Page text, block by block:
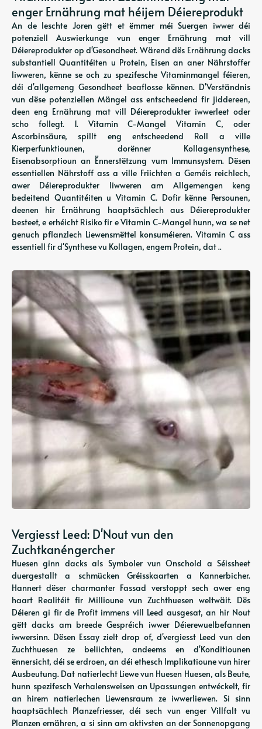
enger Ernährung mat héijem Déiereprodukt
An de leschte Joren gëtt et ëmmer méi Suergen iwwer déi
potenziell Auswierkunge vun enger Ernährung mat vill
Déiereprodukter op d'Gesondheet. Wärend dës Ernährung dacks
substantiell Quantitéiten u Protein, Eisen an aner Nährstoffer
liwweren, kënne se och zu spezifesche Vitaminmangel féieren,
déi d'allgemeng Gesondheet beaflosse kënnen. D'Verständnis
vun dëse potenziellen Mängel ass entscheedend fir jiddereen,
deen eng Ernährung mat vill Déiereprodukter iwwerleet oder
scho follegt. 1. Vitamin C-Mangel Vitamin C, oder
Ascorbinsäure, spillt eng entscheedend Roll a ville
Kierperfunktiounen, dorënner Kollagensynthese,
Eisenabsorptioun an Ënnerstëtzung vum Immunsystem. Dësen
essentiellen Nährstoff ass a ville Friichten a Geméis reichlech,
awer Déiereprodukter liwweren am Allgemengen keng
bedeitend Quantitéiten u Vitamin C. Dofir kënne Persounen,
deenen hir Ernährung haaptsächlech aus Déiereprodukter
besteet, e erhéicht Risiko fir e Vitamin C-Mangel hunn, wa se net
genuch pflanzlech Liewensmëttel konsuméieren. Vitamin C ass
essentiell fir d'Synthese vu Kollagen, engem Protein, dat ..
Vergiesst Leed: D'Nout vun den
Zuchtkanéngercher
Huesen ginn dacks als Symboler vun Onschold a Séissheet
duergestallt a schmücken Gréisskaarten a Kannerbicher.
Hannert dëser charmanter Fassad verstoppt sech awer eng
haart Realitéit fir Millioune vun Zuchthuesen weltwäit. Dës
Déieren gi fir de Profit immens vill Leed ausgesat, an hir Nout
gëtt dacks am breede Gespréich iwwer Déierewuelbefannen
iwwersinn. Dësen Essay zielt drop of, d'vergiesst Leed vun den
Zuchthuesen ze beliichten, andeems en d'Konditiounen
ënnersicht, déi se erdroen, an déi ethesch Implikatioune vun hirer
Ausbeutung. Dat natierlecht Liewe vun Huesen Huesen, als Beute,
hunn spezifesch Verhalensweisen an Upassungen entwéckelt, fir
an hirem natierlechen Liewensraum ze iwwerliewen. Si sinn
haaptsächlech Planzefriesser, déi sech vun enger Villfalt vu
Planzen ernähren, a si sinn am aktivsten an der Sonnenopgang